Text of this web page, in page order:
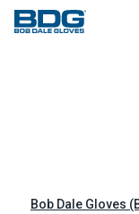
Bob Dale Gloves